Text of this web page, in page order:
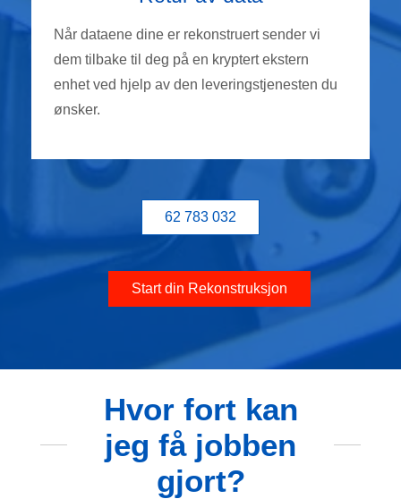
Når dataene dine er rekonstruert sender vi
dem tilbake til deg på en kryptert ekstern
enhet ved hjelp av den leveringstjenesten du
ønsker.
62 783 032
Start din Rekonstruksjon
Hvor fort kan
jeg få jobben
gjort?